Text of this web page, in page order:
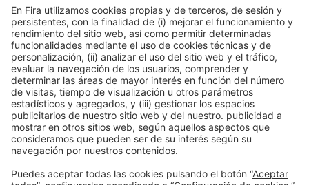
-
Organizadores